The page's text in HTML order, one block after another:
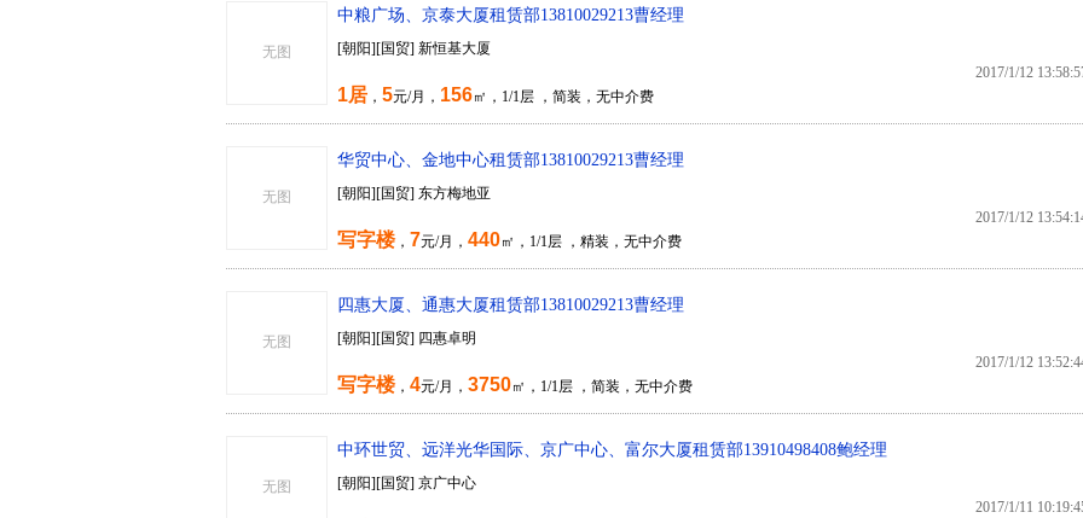
无图
中粮广场、京泰大厦租赁部13810029213曹经理
[朝阳][国贸] 新恒基大厦
1居 ， 5元/月， 156㎡，1/1层 ，简装，无中介费
2017/1/12
无图
华贸中心、金地中心租赁部13810029213曹经理
[朝阳][国贸] 东方梅地亚
写字楼， 7元/月， 440㎡，1/1层 ，精装，无中介费
2017/1/12
无图
四惠大厦、通惠大厦租赁部13810029213曹经理
[朝阳][国贸] 四惠卓明
写字楼， 4元/月， 3750㎡，1/1层 ，简装，无中介费
2017/1/12
无图
中环世贸、远洋光华国际、京广中心、富尔大厦租赁部13910498408鲍经理
[朝阳][国贸] 京广中心
2017/1/11